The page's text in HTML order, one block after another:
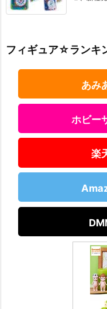
フィギュア☆ランキ
あみ
ホビー
楽